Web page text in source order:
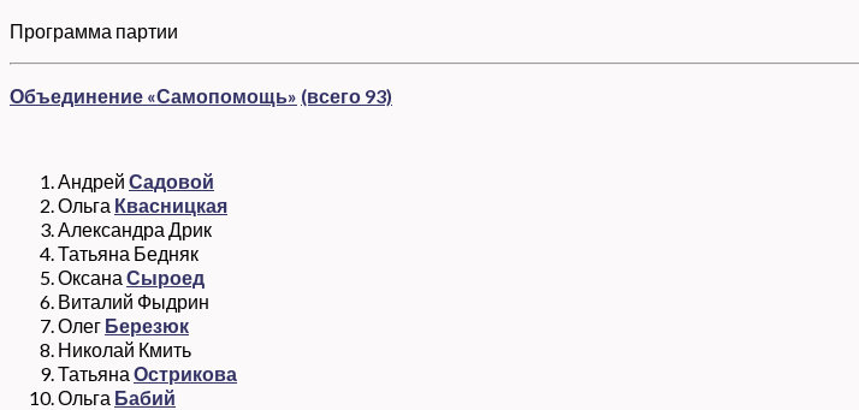
Программа партии
Объединение «Самопомощь» (всего 93)
Андрей Садовой
Ольга Квасницкая
Александра Дрик
Татьяна Бедняк
Оксана Сыроед
Виталий Фыдрин
Олег Березюк
Николай Кмить
Татьяна Острикова
Ольга Бабий